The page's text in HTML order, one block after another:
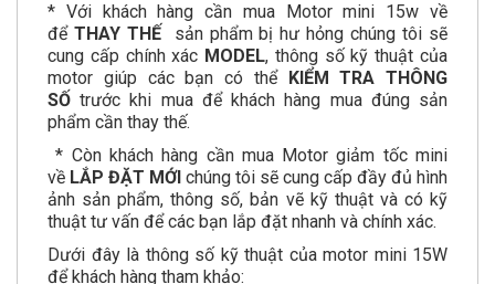
* Với khách hàng cần mua Motor mini 15w về
để THAY THẾsản phẩm bị hư hỏng chúng tôi sẽ
cung cấp chính xác MODEL, thông số kỹ thuật của
motor giúp các bạn có thể
KIỂM TRA THÔNG
SỐ trước khi mua để khách hàng mua đúng sản
phẩm cần thay thế.
* Còn khách hàng cần mua Motor giảm tốc mini
về LẮP ĐẶT MỚI chúng tôi sẽ cung cấp đầy đủ hình
ảnh sản phẩm, thông số, bản vẽ kỹ thuật và có kỹ
thuật tư vấn để các bạn lắp đặt nhanh và chính xác.
Dưới đây là thông số kỹ thuật của motor mini 15W
để khách hàng tham khảo: